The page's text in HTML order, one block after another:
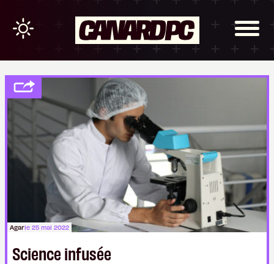
Agarle 25 mai 2022
Science infusée